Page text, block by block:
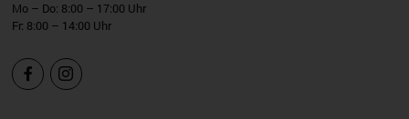
Mo – Do: 8:00 – 17:00 Uhr
Fr: 8:00 – 14:00 Uhr
 